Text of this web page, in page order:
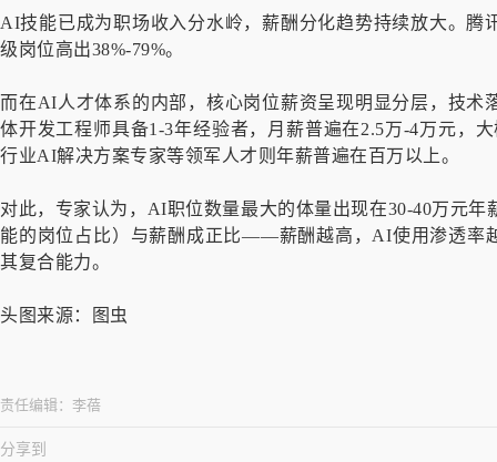
AI技能已成为职场收入分水岭，薪酬分化趋势持续放大。
级岗位高出38%-79%。
而在AI人才体系的内部，核心岗位薪资呈现明显分层，技
体开发工程师具备1-3年经验者，月薪普遍在2.5万-4万元，
行业AI解决方案专家等领军人才则年薪普遍在百万以上。
对此，专家认为，AI职位数量最大的体量出现在30-40万元
能的岗位占比）与薪酬成正比——薪酬越高，AI使用渗透率
其复合能力。
头图来源：图虫
责任编辑： 李蓓
分享到